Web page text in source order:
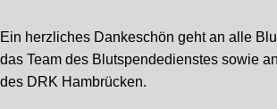
Ein herzliches Dankeschön geht an alle
das Team des Blutspendedienstes sowie
des DRK Hambrücken.